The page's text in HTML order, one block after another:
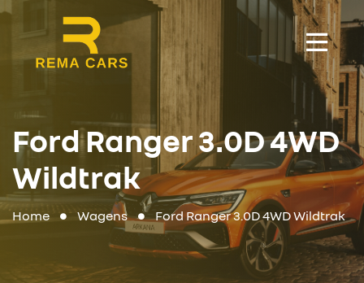
Ford Ranger 3.0D 4WD
Wildtrak
Home Wagens Ford Ranger 3.0D 4WD Wildtrak